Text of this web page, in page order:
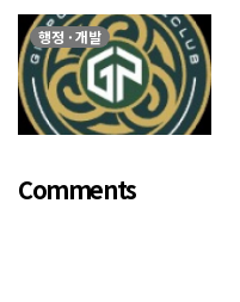
행정 · 개발
Comments